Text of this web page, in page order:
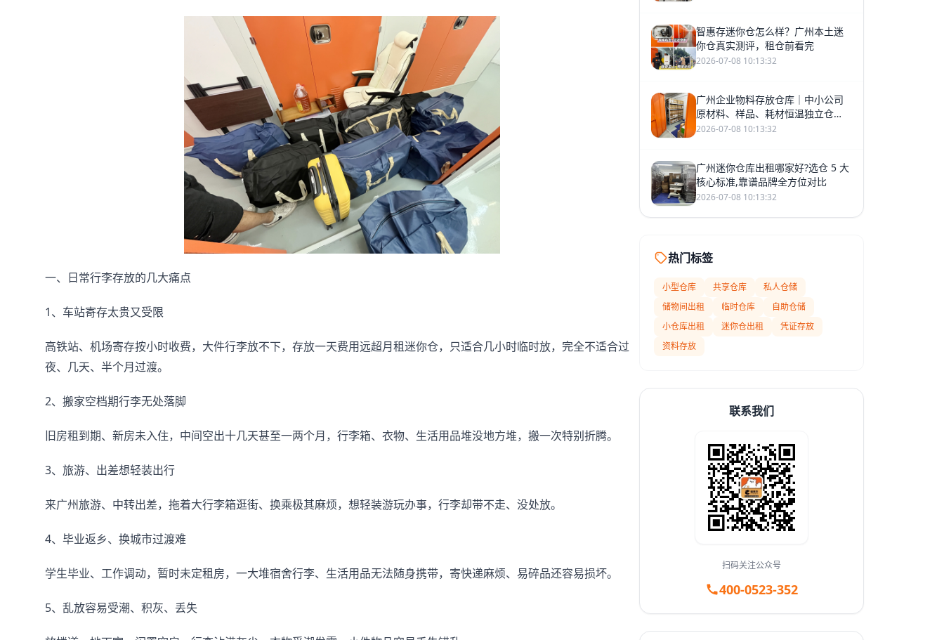
一、日常行李存放的几大痛点
1、车站寄存太贵又受限
高铁站、机场寄存按小时收费，大件行李放不下，存放一天费用远超月租迷你仓，只适合几小时临时放，完全不适合过
夜、几天、半个月过渡。
2、搬家空档期行李无处落脚
旧房租到期、新房未入住，中间空出十几天甚至一两个月，行李箱、衣物、生活用品堆没地方堆，搬一次特别折腾。
3、旅游、出差想轻装出行
来广州旅游、中转出差，拖着大行李箱逛街、换乘极其麻烦，想轻装游玩办事，行李却带不走、没处放。
4、毕业返乡、换城市过渡难
学生毕业、工作调动，暂时未定租房，一大堆宿舍行李、生活用品无法随身携带，寄快递麻烦、易碎品还容易损坏。
5、乱放容易受潮、积灰、丢失
智惠存迷你仓怎么样？广州本土迷
你仓真实测评，租仓前看完
2026-07-08 10:13:32
广州企业物料存放仓库｜中小公司
原材料、样品、耗材恒温独立仓
储，长短租灵活托管
2026-07-08 10:13:32
广州迷你仓库出租哪家好?选仓 5 大
核心标准,靠谱品牌全方位对比
2026-07-08 10:13:32
热门标签
小型仓库 共享仓库
私人仓储
储物间出租
临时仓库
自助仓储
小仓库出租
迷你仓出租
凭证存放
资料存放
联系我们
扫码关注公众号
400-0523-352